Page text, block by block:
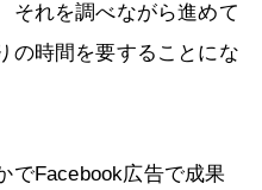
それを調べながら進めて
の時間を要することにな
でFacebook広告で成果